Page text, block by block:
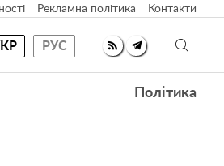
Рекламна політика Контакти
РУС
Політика